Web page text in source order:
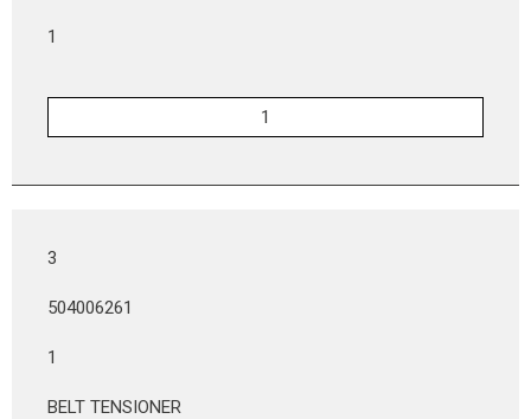
1
3
504006261
1
BELT TENSIONER